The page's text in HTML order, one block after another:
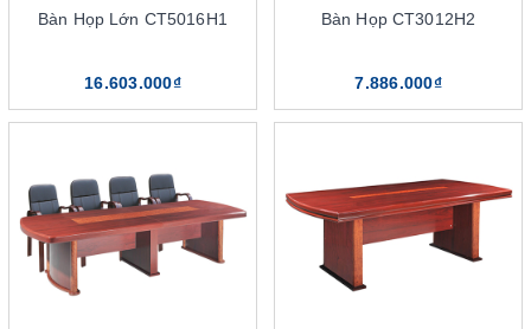
Chọn bàn có màu sắc mang đến sự tinh tế, sang trọng
Bàn Họp Lớn CT5016H1
16.603.000₫
Bàn Họp CT3012H2
7.886.000₫